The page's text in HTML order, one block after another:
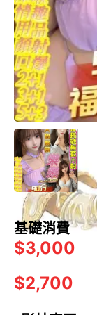
基礎消費
$3,000
$2,700